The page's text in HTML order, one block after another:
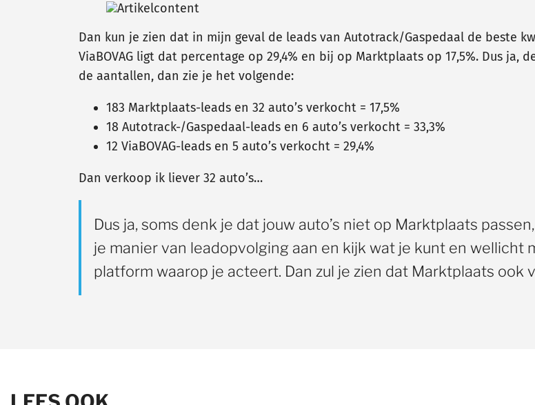
Dan kun je zien dat in mijn geval de leads van Autotrack/Gaspedaal de beste
ViaBOVAG ligt dat percentage op 29,4% en bij op Marktplaats op 17,5%. Dus ja,
de aantallen, dan zie je het volgende:
183 Marktplaats-leads en 32 auto’s verkocht = 17,5%
18 Autotrack-/Gaspedaal-leads en 6 auto’s verkocht = 33,3%
12 ViaBOVAG-leads en 5 auto’s verkocht = 29,4%
Dan verkoop ik liever 32 auto’s…
Dus ja, soms denk je dat jouw auto’s niet op Marktplaats
je manier van leadopvolging aan en kijk wat je kunt en
platform waarop je acteert. Dan zul je zien dat Marktplaats ook